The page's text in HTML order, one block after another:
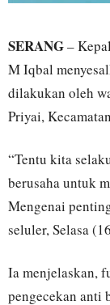
SERANG–
M Iqbal
dilakukan oleh
Priyai,
“Tentu kita
berusaha untuk
Mengenai
seluler, Selasa
Ia menjelaskan,
pengecekan anti